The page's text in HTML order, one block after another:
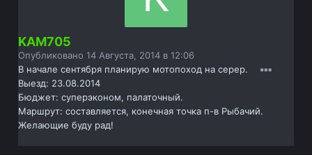
KAM705
Опубликовано14 Августа, 2014 в 12:06
В начале сентября планирую мотопоход на серер.
Выезд: 23.08.2014
Бюджет: суперэконом, палаточный.
Маршрут: составляется, конечная точка п-в Рыбачий.
Желающие буду рад!